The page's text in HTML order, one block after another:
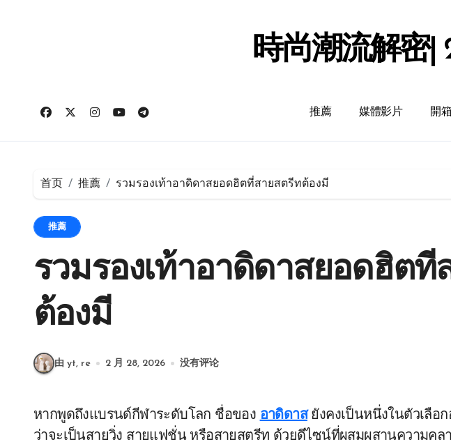
時尚潮流解密|
推薦 媒體影片 開
首页 推薦 รวมรองเท้าอาดิดาสยอดฮิตที่สายสตรีทต้องมี
推薦
รวมรองเท้าอาดิดาสยอดฮิตที่
ต้องมี
由 yt, re 2 月 28, 2026 没有评论
หากพูดถึงแบรนด์กีฬาระดับโลก ชื่อของ อาดิดาสยังคงเป็นหนึ่งในตัวเลือ
ว่าจะเป็นสายวิ่ง สายแฟชั่น หรือสายสตรีท ด้วยดีไซน์ที่ผสมผสานความคล